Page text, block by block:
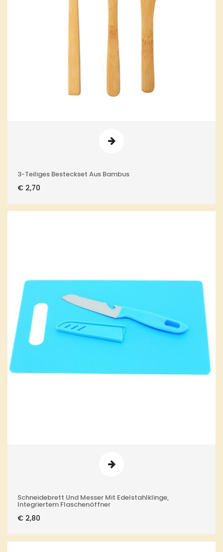
3-Teiliges Besteckset Aus Bambus
€ 2,70
Schneidebrett Und Messer Mit Edelstahlklinge,
Integriertem Flaschenöffner
€ 2,80